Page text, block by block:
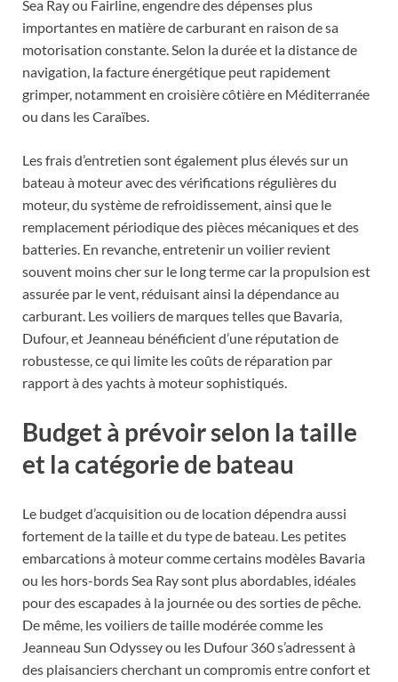
Sea Ray ou Fairline, engendre des dépenses plus
importantes en matière de carburant en raison de sa
motorisation constante. Selon la durée et la distance de
navigation, la facture énergétique peut rapidement
grimper, notamment en croisière côtière en Méditerranée
ou dans les Caraïbes.
Les frais d’entretien sont également plus élevés sur un
bateau à moteur avec des vérifications régulières du
moteur, du système de refroidissement, ainsi que le
remplacement périodique des pièces mécaniques et des
batteries. En revanche, entretenir un voilier revient
souvent moins cher sur le long terme car la propulsion est
assurée par le vent, réduisant ainsi la dépendance au
carburant. Les voiliers de marques telles que Bavaria,
Dufour, et Jeanneau bénéficient d’une réputation de
robustesse, ce qui limite les coûts de réparation par
rapport à des yachts à moteur sophistiqués.
Budget à prévoir selon la taille
et la catégorie de bateau
Le budget d’acquisition ou de location dépendra aussi
fortement de la taille et du type de bateau. Les petites
embarcations à moteur comme certains modèles Bavaria
ou les hors-bords Sea Ray sont plus abordables, idéales
pour des escapades à la journée ou des sorties de pêche.
De même, les voiliers de taille modérée comme les
Jeanneau Sun Odyssey ou les Dufour 360 s’adressent à
des plaisanciers cherchant un compromis entre confort et